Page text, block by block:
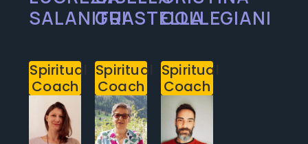
SALANITRIGUASTELLACOLLEGIANI
Spiritual
Coach
Spiritual
Coach
Spiritual
Coach